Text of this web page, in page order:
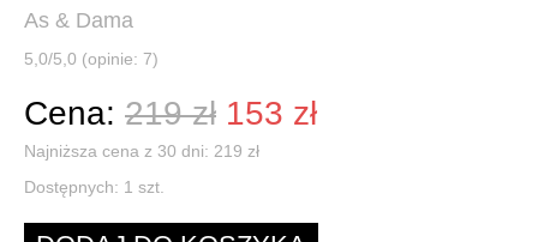
As & Dama
5,0/5,0 (opinie: 7)
Cena: 219 zł 153 zł
Najniższa cena z 30 dni: 219 zł
Dostępnych: 1 szt.